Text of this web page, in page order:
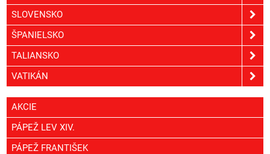
SLOVENSKO
ŠPANIELSKO
TALIANSKO
VATIKÁN
AKCIE
PÁPEŽ LEV XIV.
PÁPEŽ FRANTIŠEK